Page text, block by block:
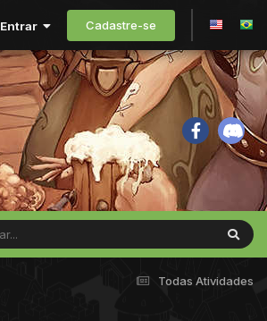
Entrar Cadastre-se
Todas Atividades